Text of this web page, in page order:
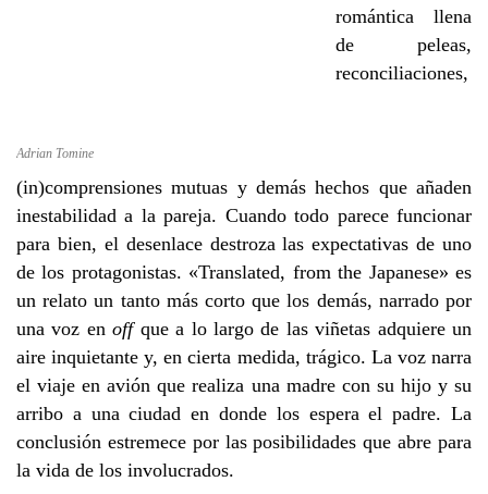
Adrian Tomine
romántica llena
de peleas,
reconciliaciones,
(in)comprensiones mutuas y demás hechos que añaden
inestabilidad a la pareja. Cuando todo parece funcionar
para bien, el desenlace destroza las expectativas de uno
de los protagonistas. «Translated, from the Japanese» es
un relato un tanto más corto que los demás, narrado por
una voz enoffque a lo largo de las viñetas adquiere un
aire inquietante y, en cierta medida, trágico. La voz narra
el viaje en avión que realiza una madre con su hijo y su
arribo a una ciudad en donde los espera el padre. La
conclusión estremece por las posibilidades que abre para
la vida de los involucrados.